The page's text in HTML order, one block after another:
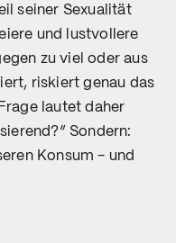
seiner Sexualität
und lustvollere
zu viel oder aus
riskiert genau das
lautet daher
Sondern:
Konsum - und